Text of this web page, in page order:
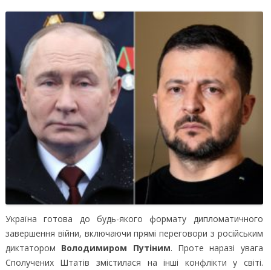
Україна готова до будь-якого формату дипломатичного
завершення війни, включаючи прямі переговори з російським
диктатором Володимиром Путіним. Проте наразі увага
Сполучених Штатів змістилася на інші конфлікти у світі.